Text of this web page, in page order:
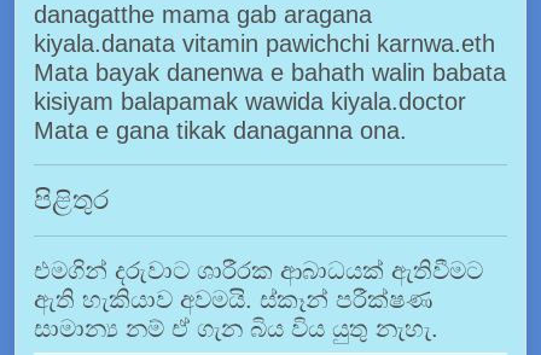
danagatthe mama gab aragana
kiyala.danata vitamin pawichchi karnwa.eth
Mata bayak danenwa e bahath walin babata
kisiyam balapamak wawida kiyala.doctor
Mata e gana tikak danaganna ona.
පිළිතුර
එමගින් දරුවාට ශාරීරක ආබාධයක් ඇතිවීමට
ඇති හැකියාව අවමයි. ස්කෑන් පරීක්ෂණ
සාමාන්‍ය නම් ඒ ගැන බිය විය යුතු නැහැ.